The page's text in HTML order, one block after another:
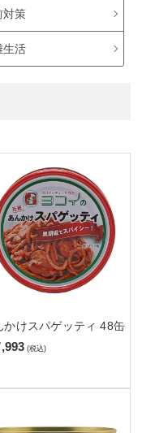
対策
生活
かけスパゲッティ 48缶
(税込)